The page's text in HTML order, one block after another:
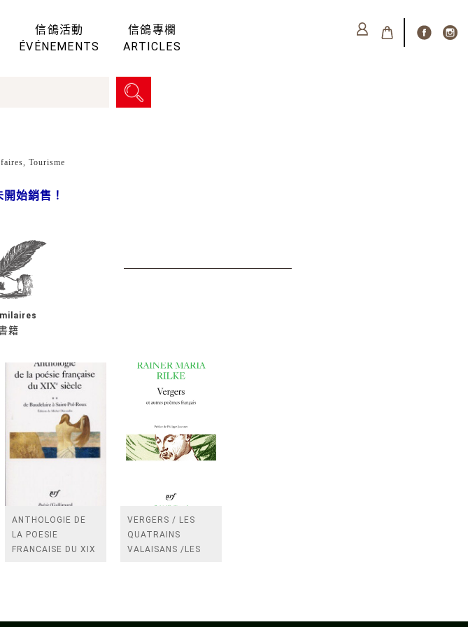
信鴿活動
ÉVÉNEMENTS
信鴿專欄
ARTICLES
Tourisme
始銷售！
籍
ANTHOLOGIE DE
LA POESIE
FRANCAISE DU XIX
VERGERS / LES
QUATRAINS
VALAISANS /LES